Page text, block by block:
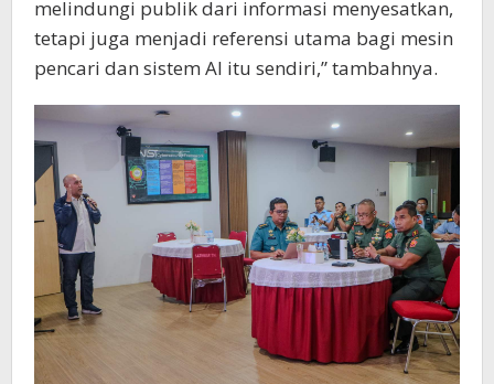
melindungi publik dari informasi menyesatkan,
tetapi juga menjadi referensi utama bagi mesin
pencari dan sistem AI itu sendiri,” tambahnya.